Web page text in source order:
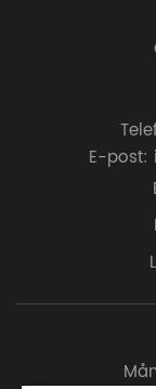
E-post: